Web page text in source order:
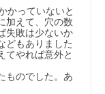
かっていないと
加えて、穴の数
失敗は少ないか
どもありました
てやれば意外と
ものでした。あ